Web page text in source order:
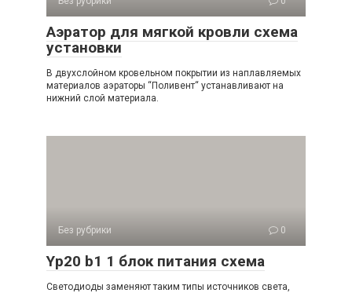
Аэратор для мягкой кровли схема
установки
В двухслойном кровельном покрытии из наплавляемых
материалов аэраторы “Поливент“ устанавливают на
нижний слой материала.
Без рубрики 0
Yp20 b1 1 блок питания схема
Светодиоды заменяют таким типы источников света,